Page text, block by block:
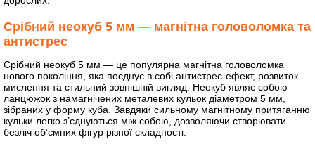
Срібний неокуб 5 мм — магнітна головоломка та
антистрес
Срібний неокуб 5 мм — це популярна магнітна головоломка
нового покоління, яка поєднує в собі антистрес-ефект, розвиток
мислення та стильний зовнішній вигляд. Неокуб являє собою
ланцюжок з намагнічених металевих кульок діаметром 5 мм,
зібраних у форму куба. Завдяки сильному магнітному притяганню
кульки легко з’єднуються між собою, дозволяючи створювати
безліч об’ємних фігур різної складності.